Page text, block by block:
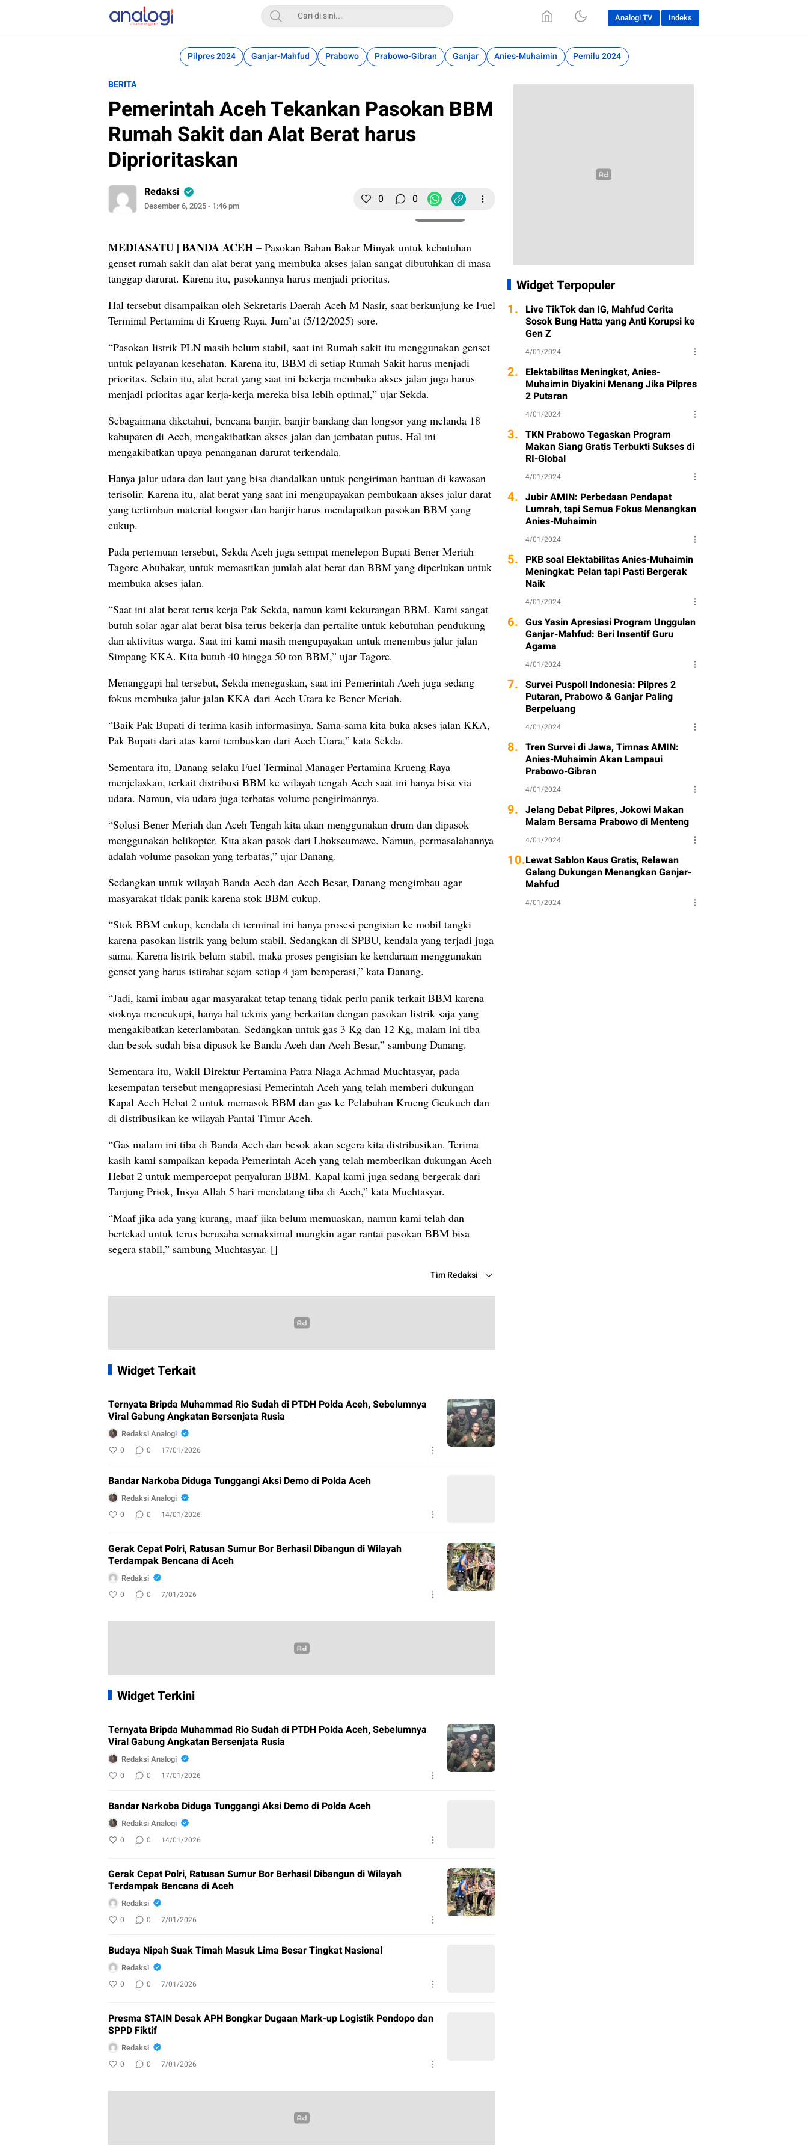
Analogi
Akurat Mengabari
Analogi TV Indeks
Pilpres 2024 Ganjar-Mahfud Prabowo Prabowo-Gibran Ganjar Anies-Muhaimin Pemilu 2024
BERITA
Pemerintah Aceh Tekankan Pasokan BBM
Rumah Sakit dan Alat Berat harus
Diprioritaskan
Redaksi
Desember 6, 2025 - 1:46 pm 0 0
MEDIASATU | BANDA ACEH – Pasokan Bahan Bakar Minyak untuk kebutuhan
genset rumah sakit dan alat berat yang membuka akses jalan sangat dibutuhkan di masa
tanggap darurat. Karena itu, pasokannya harus menjadi prioritas.
Hal tersebut disampaikan oleh Sekretaris Daerah Aceh M Nasir, saat berkunjung ke Fuel
Terminal Pertamina di Krueng Raya, Jum’at (5/12/2025) sore.
“Pasokan listrik PLN masih belum stabil, saat ini Rumah sakit itu menggunakan genset
untuk pelayanan kesehatan. Karena itu, BBM di setiap Rumah Sakit harus menjadi
prioritas. Selain itu, alat berat yang saat ini bekerja membuka akses jalan juga harus
menjadi prioritas agar kerja-kerja mereka bisa lebih optimal,” ujar Sekda.
Sebagaimana diketahui, bencana banjir, banjir bandang dan longsor yang melanda 18
kabupaten di Aceh, mengakibatkan akses jalan dan jembatan putus. Hal ini
mengakibatkan upaya penanganan darurat terkendala.
Hanya jalur udara dan laut yang bisa diandalkan untuk pengiriman bantuan di kawasan
terisolir. Karena itu, alat berat yang saat ini mengupayakan pembukaan akses jalur darat
yang tertimbun material longsor dan banjir harus mendapatkan pasokan BBM yang
cukup.
Pada pertemuan tersebut, Sekda Aceh juga sempat menelepon Bupati Bener Meriah
Tagore Abubakar, untuk memastikan jumlah alat berat dan BBM yang diperlukan untuk
membuka akses jalan.
“Saat ini alat berat terus kerja Pak Sekda, namun kami kekurangan BBM. Kami sangat
butuh solar agar alat berat bisa terus bekerja dan pertalite untuk kebutuhan pendukung
dan aktivitas warga. Saat ini kami masih mengupayakan untuk menembus jalur jalan
Simpang KKA. Kita butuh 40 hingga 50 ton BBM,” ujar Tagore.
Menanggapi hal tersebut, Sekda menegaskan, saat ini Pemerintah Aceh juga sedang
fokus membuka jalur jalan KKA dari Aceh Utara ke Bener Meriah.
“Baik Pak Bupati di terima kasih informasinya. Sama-sama kita buka akses jalan KKA,
Pak Bupati dari atas kami tembuskan dari Aceh Utara,” kata Sekda.
Sementara itu, Danang selaku Fuel Terminal Manager Pertamina Krueng Raya
menjelaskan, terkait distribusi BBM ke wilayah tengah Aceh saat ini hanya bisa via
udara. Namun, via udara juga terbatas volume pengirimannya.
“Solusi Bener Meriah dan Aceh Tengah kita akan menggunakan drum dan dipasok
menggunakan helikopter. Kita akan pasok dari Lhokseumawe. Namun, permasalahannya
adalah volume pasokan yang terbatas,” ujar Danang.
Sedangkan untuk wilayah Banda Aceh dan Aceh Besar, Danang mengimbau agar
masyarakat tidak panik karena stok BBM cukup.
“Stok BBM cukup, kendala di terminal ini hanya prosesi pengisian ke mobil tangki
karena pasokan listrik yang belum stabil. Sedangkan di SPBU, kendala yang terjadi juga
sama. Karena listrik belum stabil, maka proses pengisian ke kendaraan menggunakan
genset yang harus istirahat sejam setiap 4 jam beroperasi,” kata Danang.
“Jadi, kami imbau agar masyarakat tetap tenang tidak perlu panik terkait BBM karena
stoknya mencukupi, hanya hal teknis yang berkaitan dengan pasokan listrik saja yang
mengakibatkan keterlambatan. Sedangkan untuk gas 3 Kg dan 12 Kg, malam ini tiba
dan besok sudah bisa dipasok ke Banda Aceh dan Aceh Besar,” sambung Danang.
Sementara itu, Wakil Direktur Pertamina Patra Niaga Achmad Muchtasyar, pada
kesempatan tersebut mengapresiasi Pemerintah Aceh yang telah memberi dukungan
Kapal Aceh Hebat 2 untuk memasok BBM dan gas ke Pelabuhan Krueng Geukueh dan
di distribusikan ke wilayah Pantai Timur Aceh.
“Gas malam ini tiba di Banda Aceh dan besok akan segera kita distribusikan. Terima
kasih kami sampaikan kepada Pemerintah Aceh yang telah memberikan dukungan Aceh
Hebat 2 untuk mempercepat penyaluran BBM. Kapal kami juga sedang bergerak dari
Tanjung Priok, Insya Allah 5 hari mendatang tiba di Aceh,” kata Muchtasyar.
“Maaf jika ada yang kurang, maaf jika belum memuaskan, namun kami telah dan
bertekad untuk terus berusaha semaksimal mungkin agar rantai pasokan BBM bisa
segera stabil,” sambung Muchtasyar. []
Tim Redaksi
Widget Terkait
Ternyata Bripda Muhammad Rio Sudah di PTDH Polda Aceh, Sebelumnya
Viral Gabung Angkatan Bersenjata Rusia
Redaksi Analogi
0 0 17/01/2026
Bandar Narkoba Diduga Tunggangi Aksi Demo di Polda Aceh
Redaksi Analogi
0 0 14/01/2026
Gerak Cepat Polri, Ratusan Sumur Bor Berhasil Dibangun di Wilayah
Terdampak Bencana di Aceh
Redaksi
0 0 7/01/2026
Widget Terkini
Ternyata Bripda Muhammad Rio Sudah di PTDH Polda Aceh, Sebelumnya
Viral Gabung Angkatan Bersenjata Rusia
Redaksi Analogi
0 0 17/01/2026
Bandar Narkoba Diduga Tunggangi Aksi Demo di Polda Aceh
Redaksi Analogi
0 0 14/01/2026
Gerak Cepat Polri, Ratusan Sumur Bor Berhasil Dibangun di Wilayah
Terdampak Bencana di Aceh
Redaksi
0 0 7/01/2026
Budaya Nipah Suak Timah Masuk Lima Besar Tingkat Nasional
Redaksi
0 0 7/01/2026
Presma STAIN Desak APH Bongkar Dugaan Mark-up Logistik Pendopo dan
SPPD Fiktif
Redaksi
0 0 7/01/2026
Widget Terpopuler
1. Live TikTok dan IG, Mahfud Cerita
Sosok Bung Hatta yang Anti Korupsi ke
Gen Z
4/01/2024
2. Elektabilitas Meningkat, Anies-
Muhaimin Diyakini Menang Jika Pilpres
2 Putaran
4/01/2024
3. TKN Prabowo Tegaskan Program
Makan Siang Gratis Terbukti Sukses di
RI-Global
4/01/2024
4. Jubir AMIN: Perbedaan Pendapat
Lumrah, tapi Semua Fokus Menangkan
Anies-Muhaimin
4/01/2024
5. PKB soal Elektabilitas Anies-Muhaimin
Meningkat: Pelan tapi Pasti Bergerak
Naik
4/01/2024
6. Gus Yasin Apresiasi Program Unggulan
Ganjar-Mahfud: Beri Insentif Guru
Agama
4/01/2024
7. Survei Puspoll Indonesia: Pilpres 2
Putaran, Prabowo & Ganjar Paling
Berpeluang
4/01/2024
8. Tren Survei di Jawa, Timnas AMIN:
Anies-Muhaimin Akan Lampaui
Prabowo-Gibran
4/01/2024
9. Jelang Debat Pilpres, Jokowi Makan
Malam Bersama Prabowo di Menteng
4/01/2024
10.Lewat Sablon Kaus Gratis, Relawan
Galang Dukungan Menangkan Ganjar-
Mahfud
4/01/2024